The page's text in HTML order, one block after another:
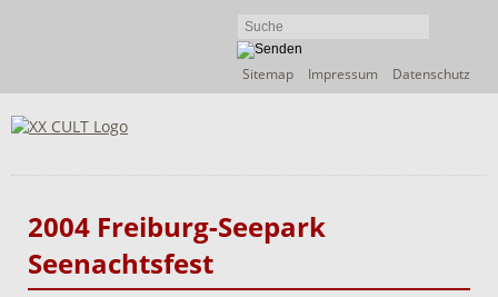
Navigation
Sitemap Impressum Datenschutz
2004 Freiburg-Seepark
Seenachtsfest